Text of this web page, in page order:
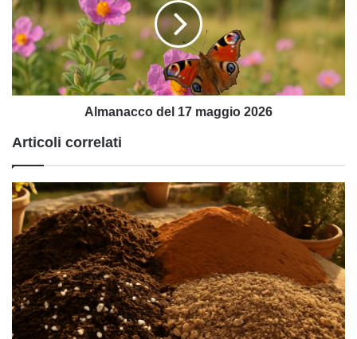
in
Italia?
maggio
2026
Almanacco del 17 maggio 2026
Articoli correlati